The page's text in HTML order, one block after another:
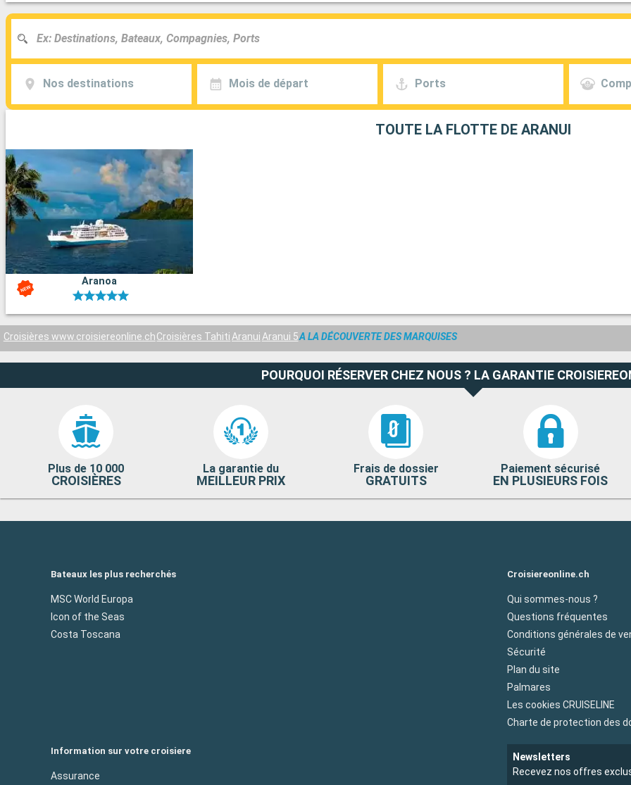
Nos destinations Mois de départ Ports
TOUTE LA FLOTTE DE ARANUI
Aranoa
Croisières www.croisiereonline.chCroisières TahitiAranuiAranui 5A LA DÉCOUVERTE DES MARQUISES
POURQUOI RÉSERVER CHEZ NOUS ? LA GARANTIE
Plus de 10 000
CROISIÈRES
La garantie du
MEILLEUR PRIX
Frais de dossier
GRATUITS
Paiement sécurisé
EN PLUSIEURS FOIS
Bateaux les plus recherchés
MSC World Europa
Icon of the Seas
Costa Toscana
Croisiereonline.ch
Qui sommes-nous ?
Questions fréquentes
Conditions générales de
Sécurité
Plan du site
Palmares
Les cookies CRUISELINE
Charte de protection des
Information sur votre croisiere
Assurance
Newsletters
Recevez nos offres